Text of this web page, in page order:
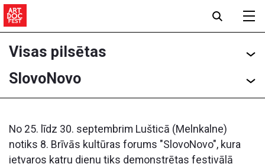
Visas pilsētas
SlovoNovo
No 25. līdz 30. septembrim Lušticā (Melnkalne)
notiks 8. Brīvās kultūras forums "SlovoNovo", kura
ietvaros katru dienu tiks demonstrētas festivālā